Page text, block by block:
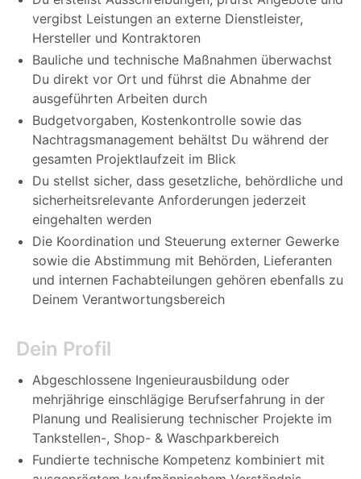
vergibst Leistungen an externe Dienstleister,
Hersteller und Kontraktoren
Bauliche und technische Maßnahmen überwachst
Du direkt vor Ort und führst die Abnahme der
ausgeführten Arbeiten durch
Budgetvorgaben, Kostenkontrolle sowie das
Nachtragsmanagement behältst Du während der
gesamten Projektlaufzeit im Blick
Du stellst sicher, dass gesetzliche, behördliche und
sicherheitsrelevante Anforderungen jederzeit
eingehalten werden
Die Koordination und Steuerung externer Gewerke
sowie die Abstimmung mit Behörden, Lieferanten
und internen Fachabteilungen gehören ebenfalls zu
Deinem Verantwortungsbereich
Dein Profil
Abgeschlossene Ingenieurausbildung oder
mehrjährige einschlägige Berufserfahrung in der
Planung und Realisierung technischer Projekte im
Tankstellen-, Shop- & Waschparkbereich
Fundierte technische Kompetenz kombiniert mit